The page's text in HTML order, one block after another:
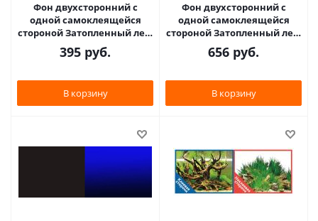
Фон двухсторонний с
одной самоклеящейся
стороной Затопленный лес/
Камни с растениями
30x60см 9086+/90
395 руб.
В корзину
Фон двухсторонний с
одной самоклеящейся
стороной Затопленный лес/
Камни с растениями
50x100см 9086/90
656 руб.
В корзину